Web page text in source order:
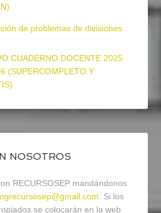
de problemas de divisiones
CUADERNO DOCENTE 2025
(SUPERCOMPLETO Y
NOSOTROS
RECURSOSEP mandándonos
. Si los
se colocarán en la web